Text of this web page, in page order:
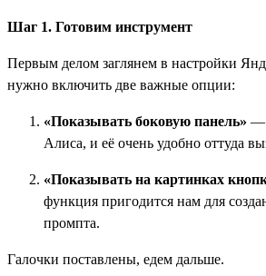
Шаг 1. Готовим инструмент
Первым делом заглянем в настройки
нужно включить две важные опции:
«Показывать боковую панель» —
Алиса, и её очень удобно оттуда
«Показывать на картинках
функция пригодится нам для
промпта.
Галочки поставлены, едем дальше.